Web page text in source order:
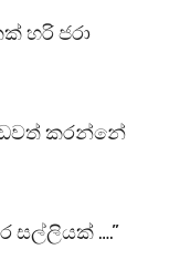
හරි ජරා
කරන්නේ
සල්ලියක් ….”